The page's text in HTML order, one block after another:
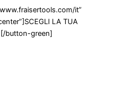
it”
LA TUA
[/button-green]